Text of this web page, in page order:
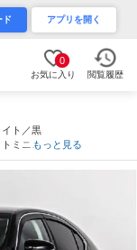
ド アプリを開く
0
お気に入り 閲覧履歴
ト／黒
ミニタ
マルチ
もっと見る